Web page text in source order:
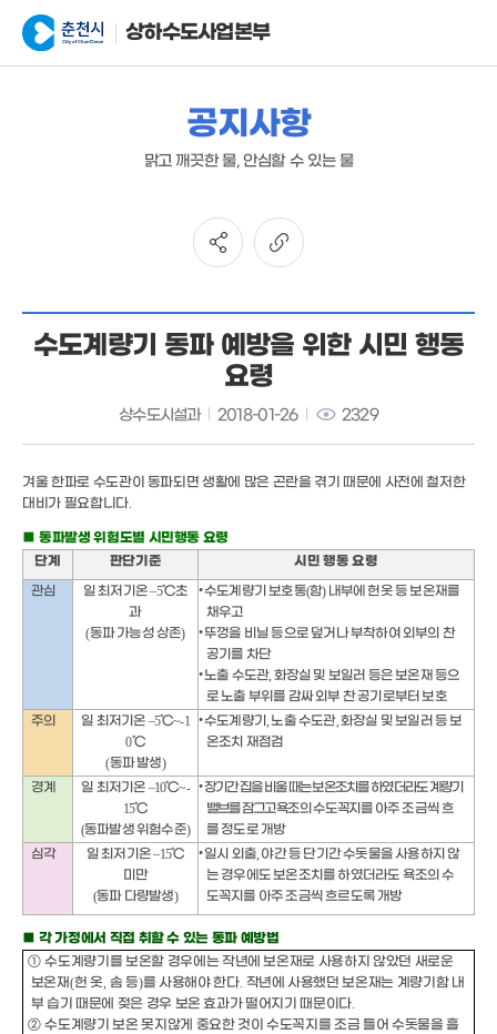
상하수도사업본부
공지사항
맑고 깨끗한 물, 안심할 수 있는 물
수도계량기 동파 예방을 위한 시민 행동
요령
상수도시설과 2018-01-26 2329
겨울 한파로 수도관이 동파되면 생활에 많은 곤란을 겪기 때문에 사전에 철저한
대비가 필요합니다.
■ 동파발생 위험도별 시민행동 요령
단계
판단기준
시민 행동 요령
관심
일 최저기온–5℃초
과
(동파 가능성 상존)
•수도계량기 보호통(함) 내부에 헌옷 등 보온재를
채우고
•뚜껑을 비닐 등으로 덮거나 부착하여 외부의 찬
공기를 차단
•노출 수도관, 화장실 및 보일러 등은 보온재 등으
로 노출 부위를 감싸 외부 찬 공기로부터 보호
주의
일 최저기온 –5℃~-1
0℃
(동파 발생)
•수도계량기 ,노출 수도관,화장실 및 보일러 등 보
온조치 재점검
경계 일 최저기온 –10℃~-
15℃
(동파발생 위험수준)
•장기간 집을 비울 때는 보온조치를 하였더라도 계량기
밸브를 잠그고욕조의 수도꼭지를 아주 조금씩 흐
를 정도로 개방
심각
일 최저기온–15℃
미만
(동파 다량발생)
•일시 외출, 야간 등 단기간 수돗물을 사용하지 않
는 경우에도 보온조치를 하였더라도 욕조의 수
도꼭지를 아주 조금씩 흐르도록 개방
■ 각 가정에서 직접 취할 수 있는 동파 예방법
수도계량기를 보온할 경우에는 작년에 보온재로 사용하지 않았던 새로운
보온재(헌 옷, 솜 등)를 사용해야 한다. 작년에 사용했던 보온재는 계량기함 내
부 습기 때문에 젖은 경우 보온 효과가 떨어지기 때문이다.
수도계량기 보온 못지않게 중요한 것이 수도꼭지를 조금 틀어 수돗물을 흘